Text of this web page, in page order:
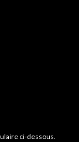
ci-dessous.